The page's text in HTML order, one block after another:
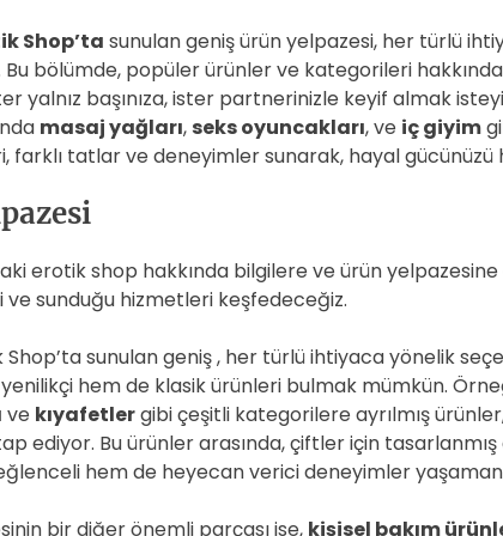
Shop’ta sunulan geniş ürün yelpazesi, her türlü
Bu bölümde, popüler ürünler ve kategorileri
yalnız başınıza, ister partnerinizle keyif almak
masaj yağları, seks oyuncakları, ve iç giyim
farklı tatlar ve deneyimler sunarak, hayal
erotik shop hakkında bilgilere ve ürün
sunduğu hizmetleri keşfedeceğiz.
Shop’ta sunulan geniş , her türlü ihtiyaca yönelik
hem de klasik ürünleri bulmak mümkün.
ve kıyafetlergibi çeşitli kategorilere ayrılmış
ediyor. Bu ürünler arasında, çiftler için
hem de heyecan verici deneyimler
bir diğer önemli parçası ise, kişisel bakım